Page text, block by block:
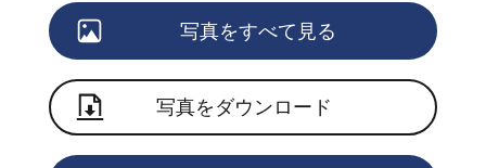
写真をすべて見る
写真をダウンロード